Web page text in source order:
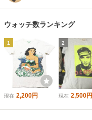
ウォッチ数ランキング
1
現在 2,200円
2
現在 2,500円